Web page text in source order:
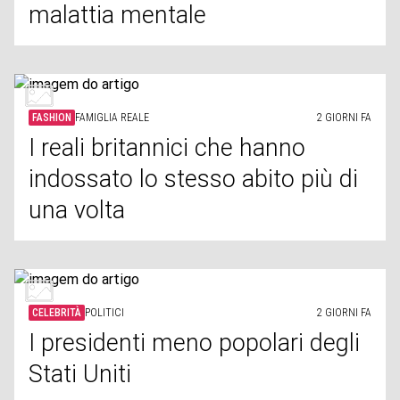
malattia mentale
FASHION FAMIGLIA REALE 2 GIORNI FA
I reali britannici che hanno
indossato lo stesso abito più di
una volta
CELEBRITÀ POLITICI 2 GIORNI FA
I presidenti meno popolari degli
Stati Uniti